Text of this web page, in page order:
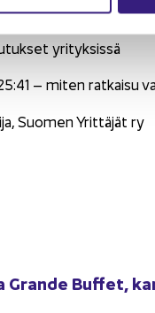
yri­tyk­sis­sä
– miten
Suo­men Yrit­tä­jät ry
Buf­fet,